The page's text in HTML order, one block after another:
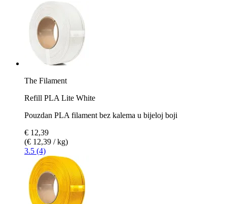
The Filament
Refill PLA Lite White
Pouzdan PLA filament bez kalema u bijeloj boji
€ 12,39
(€ 12,39 / kg)
3.5 (4)